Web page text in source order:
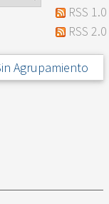
RSS 1.0
RSS 2.0
Agrupamiento